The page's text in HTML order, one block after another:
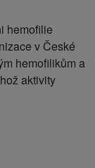
hemofilie
v České
hemofilikům a
aktivity